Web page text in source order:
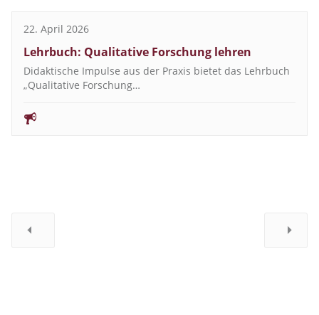
22. April 2026
Lehrbuch: Qualitative Forschung lehren
Didaktische Impulse aus der Praxis bietet das Lehrbuch
„Qualitative Forschung…